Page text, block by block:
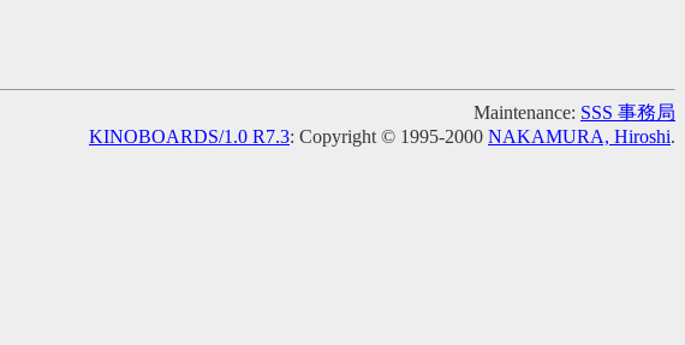
Maintenance: SSS 事務局
KINOBOARDS/1.0 R7.3: Copyright © 1995-2000 NAKAMURA, Hiroshi.